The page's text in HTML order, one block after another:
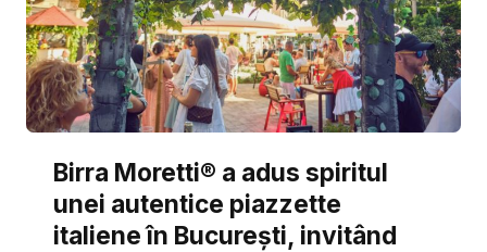
Birra Moretti® a adus spiritul
unei autentice piazzette
italiene în București, invitând